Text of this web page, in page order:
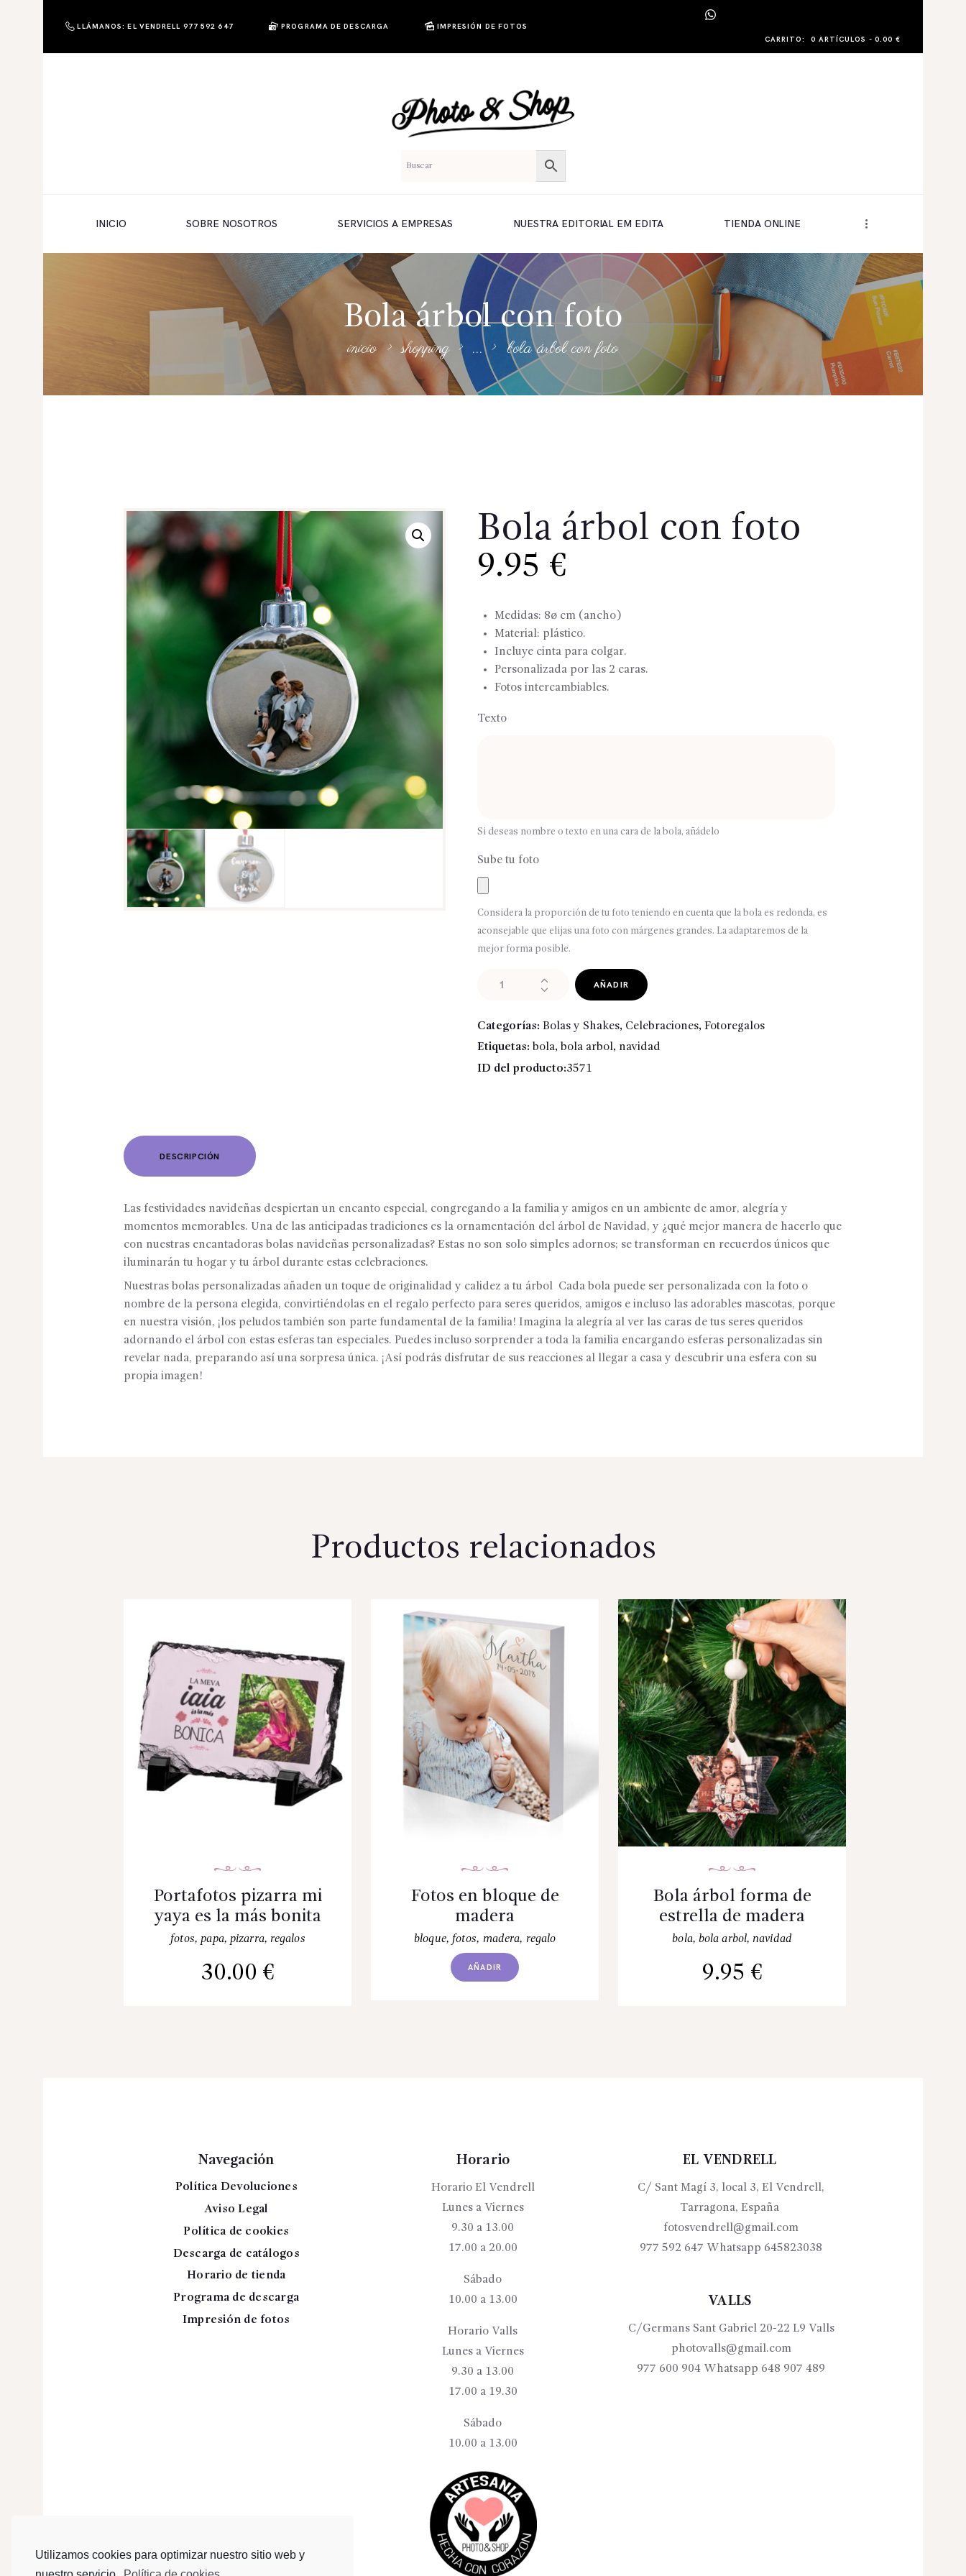
Utilizamos cookies para optimizar nuestro sitio web y
LLÁMANOS: EL VENDRELL 977 592 647 PROGRAMA DE DESCARGA
IMPRESIÓN DE FOTOS
CARRITO:
0 ARTÍCULOS - 0.00 €
INICIO SOBRE NOSOTROS SERVICIOS A EMPRESAS NUESTRA EDITORIAL EM EDITA TIENDA ONLINE
Bola árbol con foto
inicio shopping ... bola árbol con foto
PHOTO & SHOP
TIENDA ONLINE
Bola árbol con foto
9.95 €
Medidas: 8ø cm (ancho)
Material: plástico.
Incluye cinta para colgar.
Personalizada por las 2 caras.
Fotos intercambiables.
Texto
Si deseas nombre o texto en una cara de la bola, añádelo
Sube tu foto
Considera la proporción de tu foto teniendo en cuenta que la bola es redonda, es
aconsejable que elijas una foto con márgenes grandes. La adaptaremos de la
mejor forma posible.
foto
cantidad
AÑADIR
Categorías: Bolas y Shakes, Celebraciones, Fotoregalos
Etiquetas: bola, bola arbol, navidad
ID del producto:3571
DESCRIPCIÓN
Las festividades navideñas despiertan un encanto especial, congregando a la familia y amigos en un ambiente de amor, alegría y
momentos memorables. Una de las anticipadas tradiciones es la ornamentación del árbol de Navidad, y ¿qué mejor manera de hacerlo que
con nuestras encantadoras bolas navideñas personalizadas? Estas no son solo simples adornos; se transforman en recuerdos únicos que
iluminarán tu hogar y tu árbol durante estas celebraciones.
Nuestras bolas personalizadas añaden un toque de originalidad y calidez a tu árbol Cada bola puede ser personalizada con la foto o
nombre de la persona elegida, convirtiéndolas en el regalo perfecto para seres queridos, amigos e incluso las adorables mascotas, porque
en nuestra visión, ¡los peludos también son parte fundamental de la familia! Imagina la alegría al ver las caras de tus seres queridos
adornando el árbol con estas esferas tan especiales. Puedes incluso sorprender a toda la familia encargando esferas personalizadas sin
revelar nada, preparando así una sorpresa única. ¡Así podrás disfrutar de sus reacciones al llegar a casa y descubrir una esfera con su
propia imagen!
Productos relacionados
Portafotos pizarra mi
yaya es la más bonita
fotos, papa, pizarra, regalos
30.00 €
Fotos en bloque de
madera
bloque, fotos, madera, regalo
AÑADIR
Bola árbol forma de
estrella de madera
bola, bola arbol, navidad
9.95 €
Navegación
Política Devoluciones
Aviso Legal
Política de cookies
Descarga de catálogos
Horario de tienda
Programa de descarga
Impresión de fotos
Horario
Horario El Vendrell
Lunes a Viernes
9.30 a 13.00
17.00 a 20.00
Sábado
10.00 a 13.00
Horario Valls
Lunes a Viernes
9.30 a 13.00
17.00 a 19.30
Sábado
10.00 a 13.00
EL VENDRELL
C/ Sant Magí 3, local 3, El Vendrell,
Tarragona, España
fotosvendrell@gmail.com
977 592 647 Whatsapp 645823038
VALLS
C/Germans Sant Gabriel 20-22 L9 Valls
photovalls@gmail.com
977 600 904 Whatsapp 648 907 489